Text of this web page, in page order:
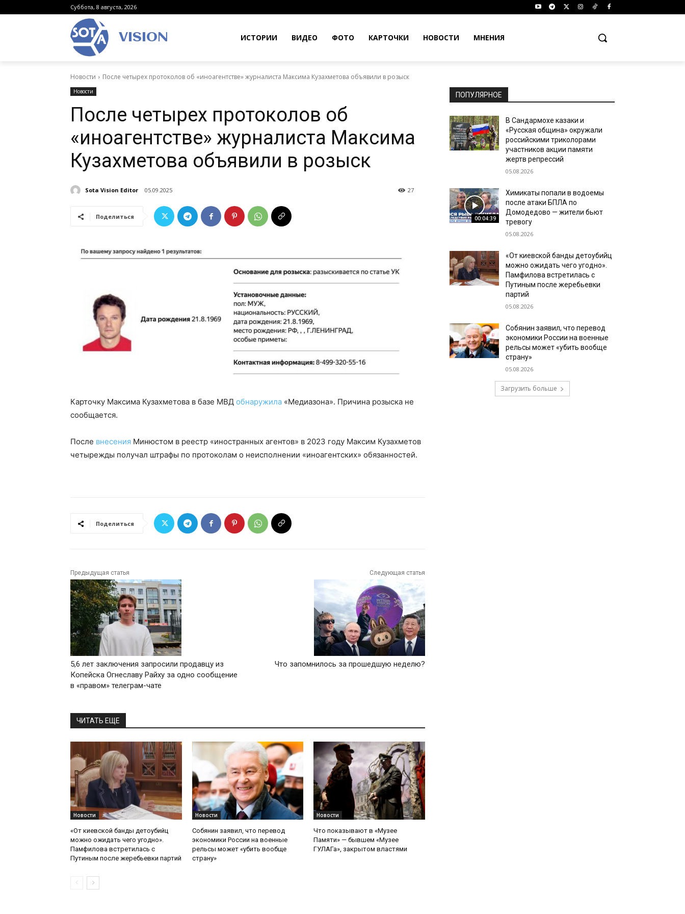
Суббота, 8 августа, 2026
VISION ИСТОРИИ ВИДЕО ФОТО КАРТОЧКИ НОВОСТИ МНЕНИЯ
Новости После четырех протоколов об «иноагентстве» журналиста Максима Кузахметова объявили в розыск
Новости
После четырех протоколов об
«иноагентстве» журналиста Максима
Кузахметова объявили в розыск
Sota Vision Editor 05.09.2025 27
Поделиться
Карточку Максима Кузахметова в базе МВД обнаружила «Медиазона». Причина розыска не
сообщается.
После внесения Минюстом в реестр «иностранных агентов» в 2023 году Максим Кузахметов
четырежды получал штрафы по протоколам о неисполнении «иноагентских» обязанностей.
Поделиться
Предыдущая статья
5,6 лет заключения запросили продавцу из
Копейска Огнеславу Райху за одно сообщение
в «правом» телеграм-чате
Следующая статья
Что запомнилось за прошедшую неделю?
ЧИТАТЬ ЕЩЕ
Новости
«От киевской банды детоубийц
можно ожидать чего угодно».
Памфилова встретилась с
Путиным после жеребьевки партий
Новости
Собянин заявил, что перевод
экономики России на военные
рельсы может «убить вообще
страну»
Новости
Что показывают в «Музее
Памяти» — бывшем «Музее
ГУЛАГа», закрытом властями
ПОПУЛЯРНОЕ
В Сандармохе казаки и
«Русская община» окружали
российскими триколорами
участников акции памяти
жертв репрессий
05.08.2026
00:04:39
Химикаты попали в водоемы
после атаки БПЛА по
Домодедово — жители бьют
тревогу
05.08.2026
«От киевской банды детоубийц
можно ожидать чего угодно».
Памфилова встретилась с
Путиным после жеребьевки
партий
05.08.2026
Собянин заявил, что перевод
экономики России на военные
рельсы может «убить вообще
страну»
05.08.2026
Загрузить больше